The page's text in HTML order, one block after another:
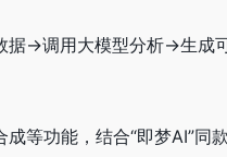
据→调用大模型分析→生成可
等功能，结合“即梦AI”同